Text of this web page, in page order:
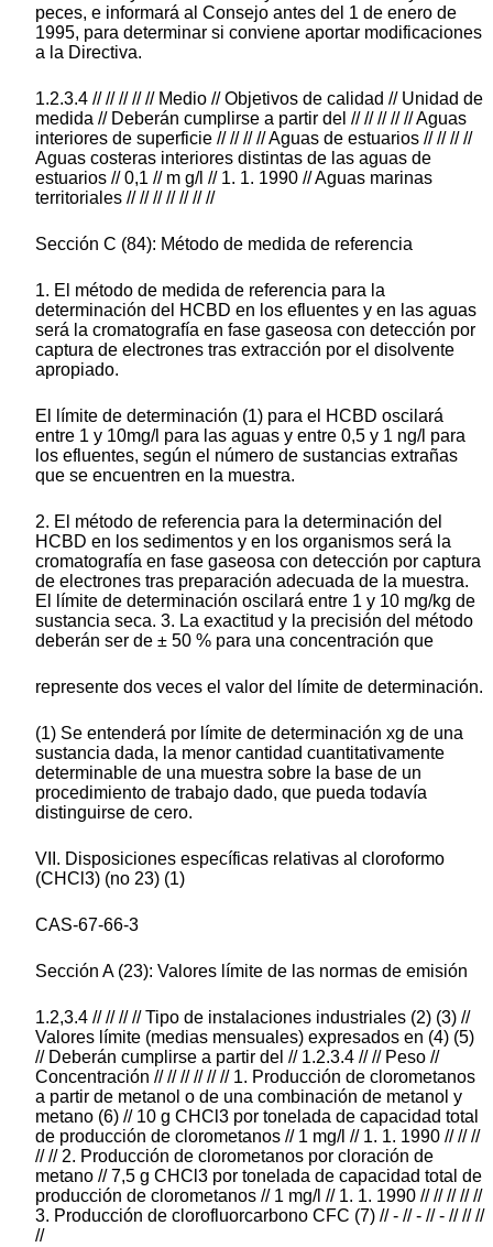
peces, e informará al Consejo antes del 1 de enero de
1995, para determinar si conviene aportar modificaciones
a la Directiva.
1.2.3.4 // // // // // Medio // Objetivos de calidad // Unidad de
medida // Deberán cumplirse a partir del // // // // // Aguas
interiores de superficie // // // // Aguas de estuarios // // // //
Aguas costeras interiores distintas de las aguas de
estuarios // 0,1 // m g/l // 1. 1. 1990 // Aguas marinas
territoriales // // // // // // //
Sección C (84): Método de medida de referencia
1. El método de medida de referencia para la
determinación del HCBD en los efluentes y en las aguas
será la cromatografía en fase gaseosa con detección por
captura de electrones tras extracción por el disolvente
apropiado.
El límite de determinación (1) para el HCBD oscilará
entre 1 y 10mg/l para las aguas y entre 0,5 y 1 ng/l para
los efluentes, según el número de sustancias extrañas
que se encuentren en la muestra.
2. El método de referencia para la determinación del
HCBD en los sedimentos y en los organismos será la
cromatografía en fase gaseosa con detección por captura
de electrones tras preparación adecuada de la muestra.
El límite de determinación oscilará entre 1 y 10 mg/kg de
sustancia seca. 3. La exactitud y la precisión del método
deberán ser de ± 50 % para una concentración que
represente dos veces el valor del límite de determinación.
(1) Se entenderá por límite de determinación xg de una
sustancia dada, la menor cantidad cuantitativamente
determinable de una muestra sobre la base de un
procedimiento de trabajo dado, que pueda todavía
distinguirse de cero.
VII. Disposiciones específicas relativas al cloroformo
(CHCl3) (no 23) (1)
CAS-67-66-3
Sección A (23): Valores límite de las normas de emisión
1.2,3.4 // // // // Tipo de instalaciones industriales (2) (3) //
Valores límite (medias mensuales) expresados en (4) (5)
// Deberán cumplirse a partir del // 1.2.3.4 // // Peso //
Concentración // // // // // // 1. Producción de clorometanos
a partir de metanol o de una combinación de metanol y
metano (6) // 10 g CHCl3 por tonelada de capacidad total
de producción de clorometanos // 1 mg/l // 1. 1. 1990 // // //
// // 2. Producción de clorometanos por cloración de
metano // 7,5 g CHCl3 por tonelada de capacidad total de
producción de clorometanos // 1 mg/l // 1. 1. 1990 // // // // //
3. Producción de clorofluorcarbono CFC (7) // - // - // - // // //
//